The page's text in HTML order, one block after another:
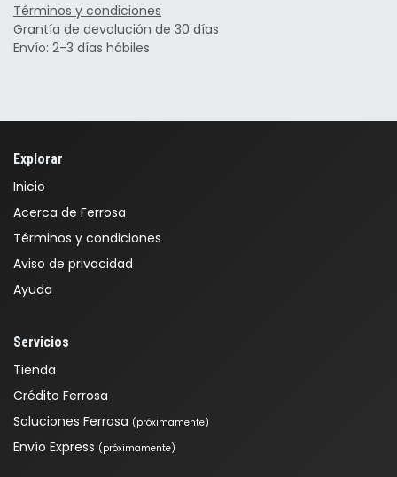
Términos y condiciones
Grantía de devolución de 30 días
Envío: 2-3 días hábiles
Explorar
Inicio
Acerca de Ferrosa
Términos y condiciones
Aviso de privacidad
Ayuda
Servicios
Tienda
Crédito Ferrosa
Soluciones Ferrosa (próximamente)
Envío Express (próximamente)